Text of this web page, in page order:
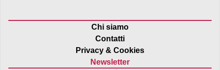
Chi siamo
Contatti
Privacy & Cookies
Newsletter